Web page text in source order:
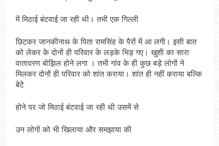
में मिठाई बंटवाई जा रही थी। तभी एक गिल्ली
छिटकर जानकीनाथ के पिता रामसिंह के पैरों में आ लगी। इसी बात
को लेकर के दोनों ही परिवार के लड़के भिड़ गए। खुशी का सारा
वातावरण बोझिल होने लगा । तभी गांव के ही कुछ बड़े लोगों ने
मिलकर दोनों ही परिवार को शांत कराया। शांत ही नहीं कराया बल्कि
बेटे
होने पर जो मिठाई बंटवाई जा रही थी उसमें से
उन लोगों को भी खिलाया और समझाया की